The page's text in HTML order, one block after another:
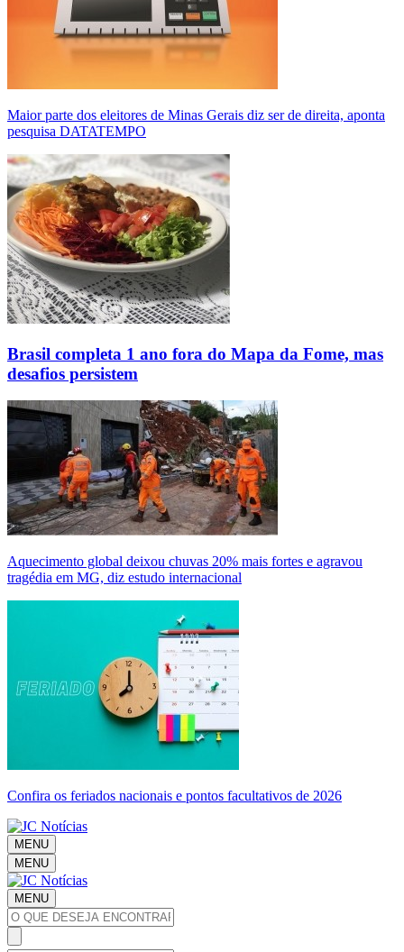
Maior parte dos eleitores de Minas Gerais diz ser de direita, aponta
pesquisa DATATEMPO
Brasil completa 1 ano fora do Mapa da Fome, mas
desafios persistem
Aquecimento global deixou chuvas 20% mais fortes e agravou
tragédia em MG, diz estudo internacional
Confira os feriados nacionais e pontos facultativos de 2026
MENU
MENU
MENU